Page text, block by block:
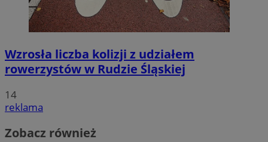
Wzrosła liczba kolizji z udziałem
rowerzystów w Rudzie Śląskiej
14
reklama
Zobacz również